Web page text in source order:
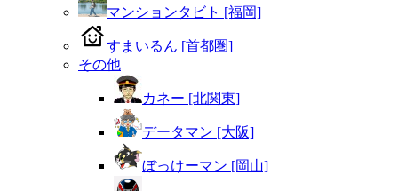
マンションタビト [福岡]
すまいるん [首都圏]
その他
カネー [北関東]
データマン [大阪]
ぼっけーマン [岡山]